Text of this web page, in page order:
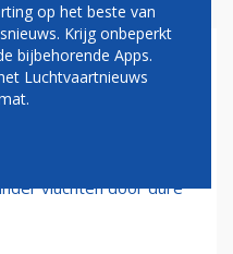
ná oktober
vluchten door dure
op het beste van
Krijg onbeperkt
bijbehorende Apps.
Luchtvaartnieuws